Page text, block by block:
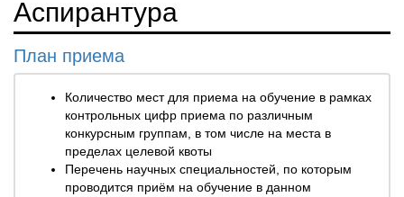
Аспирантура
План приема
Количество мест для приема на обучение в рамках
контрольных цифр приема по различным
конкурсным группам, в том числе на места в
пределах целевой квоты
Перечень научных специальностей, по которым
проводится приём на обучение в данном